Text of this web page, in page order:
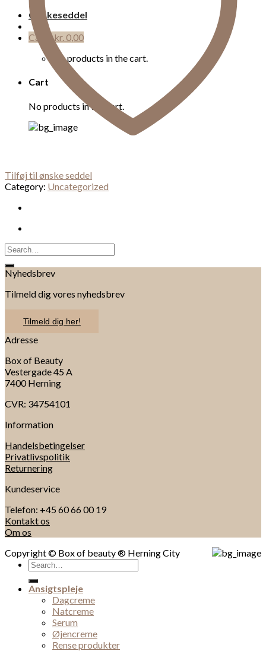
Ønskeseddel
Cart /kr.0,00
No products in the cart.
Cart
No products in the cart.
Tilføj til ønske seddel
Category: Uncategorized
Search
for:
Nyhedsbrev
Tilmeld dig vores nyhedsbrev
Tilmeld dig her!
Adresse
Box of Beauty
Vestergade 45 A
7400 Herning
CVR: 34754101
Information
Handelsbetingelser
Privatlivspolitik
Returnering
Kundeservice
Telefon: +45 60 66 00 19
Kontakt os
Om os
Copyright © Box of beauty ® Herning City
Search
for:
Ansigtspleje
Dagcreme
Natcreme
Serum
Øjencreme
Rense produkter